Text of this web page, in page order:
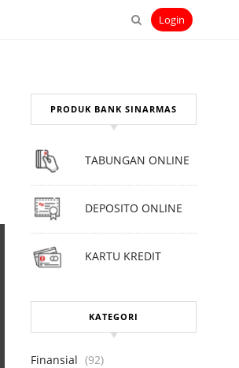
Login
PRODUK BANK SINARMAS
TABUNGAN ONLINE
DEPOSITO ONLINE
KARTU KREDIT
KATEGORI
Finansial (92)